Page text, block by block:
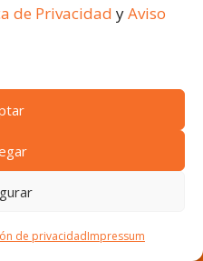
de Privacidad yAviso
de privacidadImpressum
¡Nosotros le asesoramos!
que es un ático, hay
este aspecto, por los que
debía
cristal
y